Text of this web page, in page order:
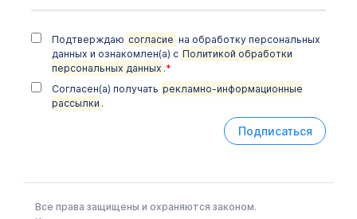
Подтверждаю согласие на обработку персональных
данных и ознакомлен(а) с Политикой обработки
персональных данных .*
Согласен(а) получать рекламно-информационные
рассылки .
Подписаться
Все права защищены и охраняются законом.